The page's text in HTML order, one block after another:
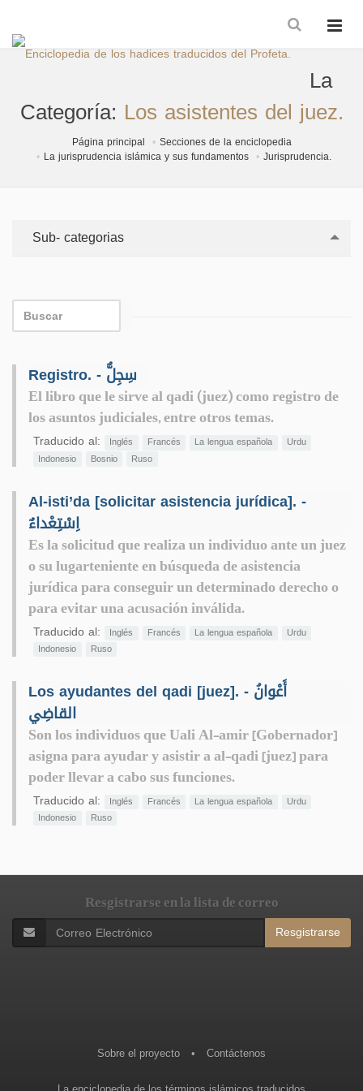
La
Categoría: Los asistentes del juez.
Página principal
Secciones de la enciclopedia
La jurisprudencia islámica y sus fundamentos
Jurisprudencia.
Sub- categorias
Registro. - سِجِلٌّ
El libro que le sirve al qadi (juez) como registro de
los asuntos judiciales, entre otros temas.
Traducido al: Inglés Francés La lengua española
Urdu
Indonesio
Bosnio Ruso
Al-isti’da [solicitar asistencia jurídica]. -
اِسْتِعْداءٌ
Es la solicitud que realiza un individuo ante un juez
o su lugarteniente en búsqueda de asistencia
jurídica para conseguir un determinado derecho o
para evitar una acusación inválida.
Traducido al: Inglés Francés La lengua española
Urdu
Indonesio
Ruso
Los ayudantes del qadi [juez]. - أَعْوانُ
القاضِي
Son los individuos que Uali Al-amir [Gobernador]
asigna para ayudar y asistir a al-qadi [juez] para
poder llevar a cabo sus funciones.
Traducido al: Inglés Francés La lengua española
Urdu
Indonesio
Ruso
Resgistrarse en la lista de correo
Resgistrarse
Sobre el proyecto • Contáctenos